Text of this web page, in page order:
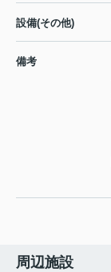
設備(その他)
備考
周辺施設